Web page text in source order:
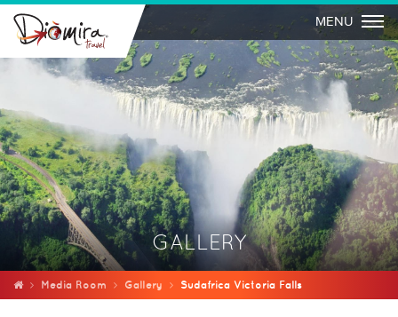
MENU
GALLERY
Media Room Gallery Sudafrica Victoria Falls